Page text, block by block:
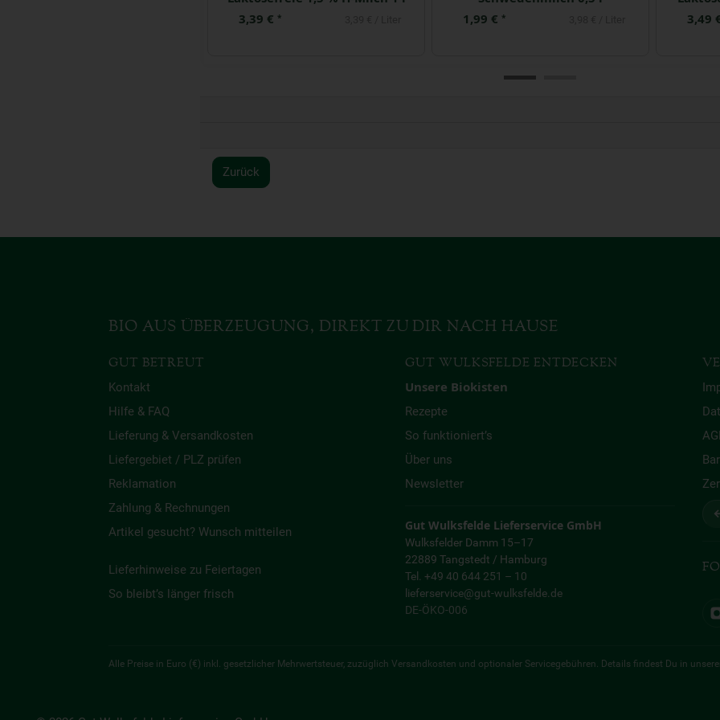
3,39 € *
1,99 € *
3,49
Zurück
BIO AUS ÜBERZEUGUNG, DIREKT ZU DIR NACH HAUSE
GUT BETREUT
Kontakt
Hilfe & FAQ
Lieferung & Versandkosten
Liefergebiet / PLZ prüfen
Reklamation
Zahlung & Rechnungen
Artikel gesucht? Wunsch mitteilen
Lieferhinweise zu Feiertagen
So bleibt’s länger frisch
GUT WULKSFELDE ENTDECKEN
Unsere Biokisten
Rezepte
So funktioniert’s
Über uns
Newsletter
Gut Wulksfelde Lieferservice GmbH
Wulksfelder Damm 15–17
22889 Tangstedt / Hamburg
Tel. +49 40 644 251 – 10
lieferservice@gut-wulksfelde.de
DE-ÖKO-006
Alle Preise in Euro (€) inkl. gesetzlicher Mehrwertsteuer, zuzüglich Versandkosten und optionaler Servicegebühren. Details findest Du in